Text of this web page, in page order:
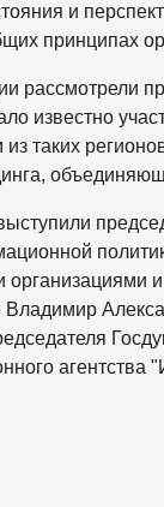
и
принципах
известно
таких
агентства